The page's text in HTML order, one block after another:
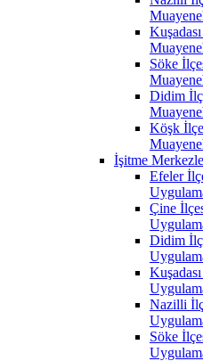
Söke
Didim
Köşk
İşitme
Efeler
Çine
Didim
Nazilli
Söke